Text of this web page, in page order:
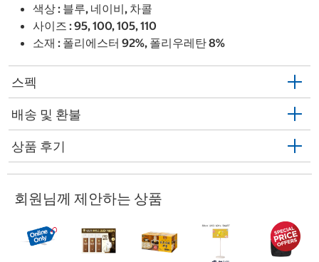
색상 : 블루, 네이비, 차콜
사이즈 : 95, 100, 105, 110
소재 : 폴리에스터 92%, 폴리우레탄 8%
스펙
배송 및 환불
상품 후기
회원님께 제안하는 상품